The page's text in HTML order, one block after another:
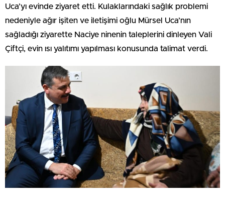
Uca’yı evinde ziyaret etti. Kulaklarındaki sağlık problemi
nedeniyle ağır işiten ve iletişimi oğlu Mürsel Uca’nın
sağladığı ziyarette Naciye ninenin taleplerini dinleyen Vali
Çiftçi, evin ısı yalıtımı yapılması konusunda talimat verdi.